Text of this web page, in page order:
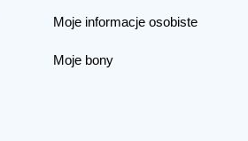
Moje informacje osobiste
Moje bony